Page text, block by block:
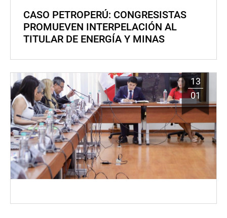
CASO PETROPERÚ: CONGRESISTAS
PROMUEVEN INTERPELACIÓN AL
TITULAR DE ENERGÍA Y MINAS
13
01